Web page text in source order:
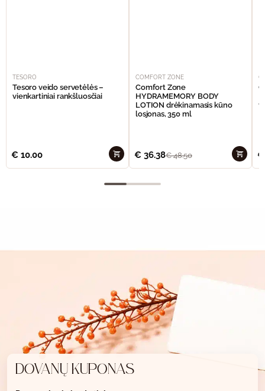
TESORO
Tesoro veido servetėlės –
vienkartiniai rankšluosčiai
€ 10.00
COMFORT ZONE
Comfort Zone
HYDRAMEMORY BODY
LOTION drėkinamasis kūno
losjonas, 350 ml
€ 36.38€48.50 €
DOVANŲ KUPONAS